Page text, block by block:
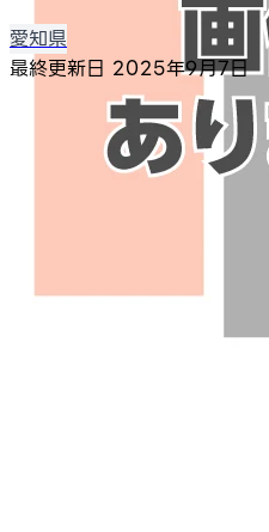
愛知県
最終更新日 2025年9月7日